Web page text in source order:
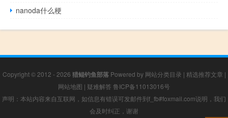
nanoda什么梗
Copyright © 2012 - 2026 猎鲲钓鱼部落Powered by 网站分类目录 | 精选推荐文章 |
网站地图 | 疑难解答 鲁ICP备11013016号
声明：本站内容来自互联网，如信息有错误可发邮件到f_fb#foxmail.com说明，我们
会及时纠正，谢谢